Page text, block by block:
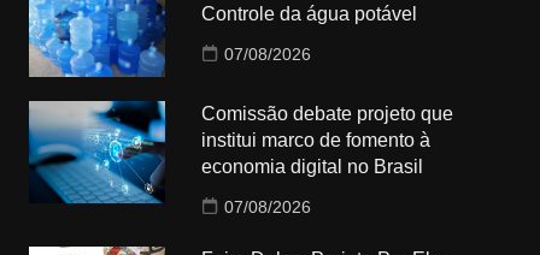
Controle da água potável
07/08/2026
Comissão debate projeto que
institui marco de fomento à
economia digital no Brasil
07/08/2026